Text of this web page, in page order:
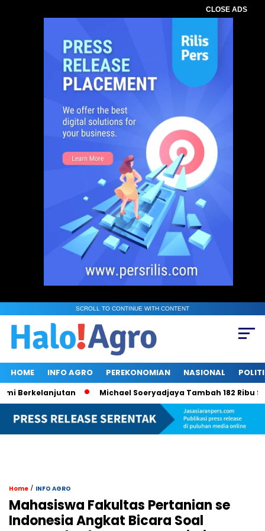
CLOSE ADS
SCROLL TO CONTINUE WITH CONTENT
HOME INFO AGRO PEREKONOMIAN NASIONAL
Michael Soeryadjaya Tambah 182 Ribu
Home / INFO AGRO
Mahasiswa Fakultas Pertanian se
Indonesia Angkat Bicara Soal